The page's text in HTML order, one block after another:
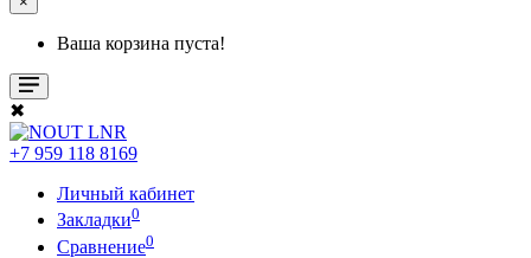
Ваша корзина пуста!
✖
+7 959 118 8169
Личный кабинет
Закладки0
Сравнение0